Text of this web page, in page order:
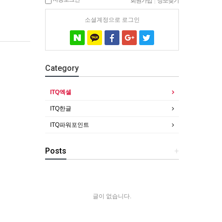
소셜계정으로 로그인
Category
ITQ엑셀
ITQ한글
ITQ파워포인트
+
Posts
글이 없습니다.